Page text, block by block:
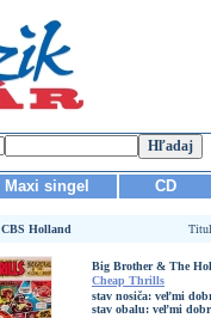
Maxi singel CD
CBS Holland
Big Brother & The
Cheap Thrills
stav nosiča: veľmi
stav obalu: veľmi